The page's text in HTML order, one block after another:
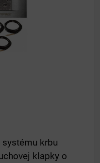
systému krbu
klapky o